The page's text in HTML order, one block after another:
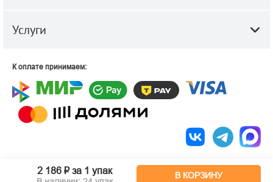
2 186 ₽за 1 упак В КОРЗИНУ
Услуги
К оплате принимаем:
© 2010-2026 ООО "Строй-Центр".
Строительные и отделочные
материалы оптом и в розницу.